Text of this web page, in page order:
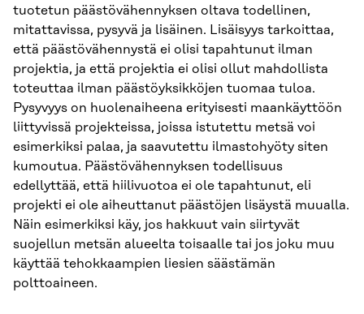
tuotetun päästövähennyksen oltava todellinen,
mitattavissa, pysyvä ja lisäinen. Lisäisyys tarkoittaa,
että päästövähennystä ei olisi tapahtunut ilman
projektia, ja että projektia ei olisi ollut mahdollista
toteuttaa ilman päästöyksikköjen tuomaa tuloa.
Pysyvyys on huolenaiheena erityisesti maankäyttöön
liittyvissä projekteissa, joissa istutettu metsä voi
esimerkiksi palaa, ja saavutettu ilmastohyöty siten
kumoutua. Päästövähennyksen todellisuus
edellyttää, että hiilivuotoa ei ole tapahtunut, eli
projekti ei ole aiheuttanut päästöjen lisäystä muualla.
Näin esimerkiksi käy, jos hakkuut vain siirtyvät
suojellun metsän alueelta toisaalle tai jos joku muu
käyttää tehokkaampien liesien säästämän
polttoaineen.